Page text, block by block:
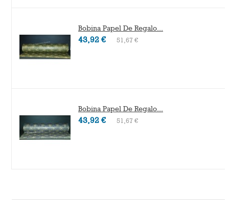
Bobina Papel De Regalo...
43,92 € 51,67 €
Bobina Papel De Regalo...
43,92 € 51,67 €